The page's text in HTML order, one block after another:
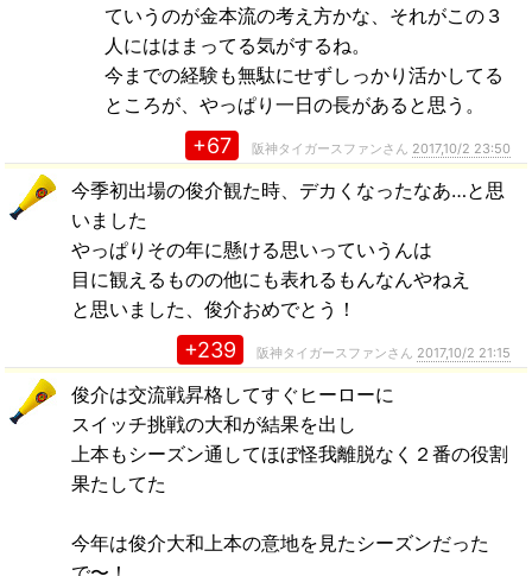
ていうのが金本流の考え方かな、それがこの３
人にははまってる気がするね。
今までの経験も無駄にせずしっかり活かしてる
ところが、やっぱり一日の長があると思う。
+67 阪神タイガースファンさん 2017,10/2 23:50
今季初出場の俊介観た時、デカくなったなあ…と思
いました
やっぱりその年に懸ける思いっていうんは
目に観えるものの他にも表れるもんなんやねえ
と思いました、俊介おめでとう！
+239 阪神タイガースファンさん 2017,10/2 21:15
俊介は交流戦昇格してすぐヒーローに
スイッチ挑戦の大和が結果を出し
上本もシーズン通してほぼ怪我離脱なく２番の役割
果たしてた
今年は俊介大和上本の意地を見たシーズンだった